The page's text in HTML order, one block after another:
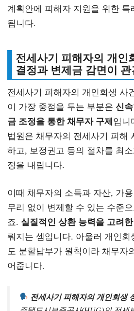
계획안에 피해자 지원을 위한 특
됩니다.
전세사기 피해자의 개인
결정과 변제금 감면이 관
전세사기 피해자의 개인회생 사
이 가장 중점을 두는 부분은 신
금 조정을 통한 채무자 구제 입니
법원은 채무자의 전세사기 피해
하고, 보정권고 등의 절차를 최
정을 내립니다.
이때 채무자의 소득과 자산, 가
무리 없이 변제할 수 있는 수준
죠. 실질적인 상환 능력을 고려
뤄지는 셈입니다. 아울러 개인회
도 분할납부가 원칙이라 채무자
어줍니다.
전세사기 피해자의 개인회생